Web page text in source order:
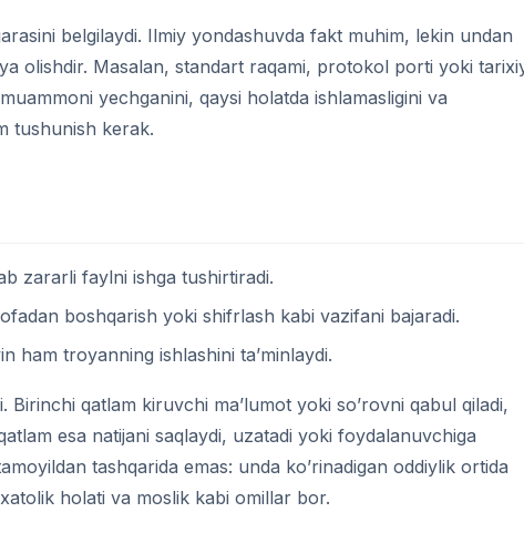
belgilaydi. Ilmiy yondashuvda fakt muhim, lekin undan
olishdir. Masalan, standart raqami, protokol porti yoki
yechganini, qaysi holatda ishlamasligini va
tushunish kerak.
zararli faylni ishga tushirtiradi.
boshqarish yoki shifrlash kabi vazifani bajaradi.
ham troyanning ishlashini ta’minlaydi.
Birinchi qatlam kiruvchi ma’lumot yoki so’rovni qabul qiladi,
esa natijani saqlaydi, uzatadi yoki foydalanuvchiga
tashqarida emas: unda ko’rinadigan oddiylik ortida
holati va moslik kabi omillar bor.